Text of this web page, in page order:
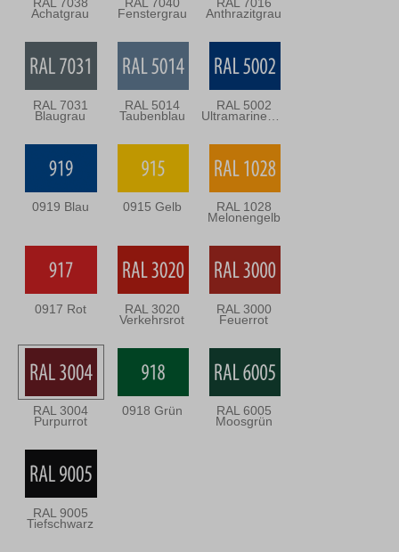
Achatgrau Fenstergrau Anthrazitgrau
RAL 7031
Blaugrau
RAL 5014
Taubenblau
RAL 5002
0919 Blau 0915 Gelb RAL 1028
Melonengelb
0917 Rot RAL 3020
Verkehrsrot
RAL 3000
Feuerrot
RAL 3004
Purpurrot
0918 Grün RAL 6005
Moosgrün
RAL 9005
Tiefschwarz